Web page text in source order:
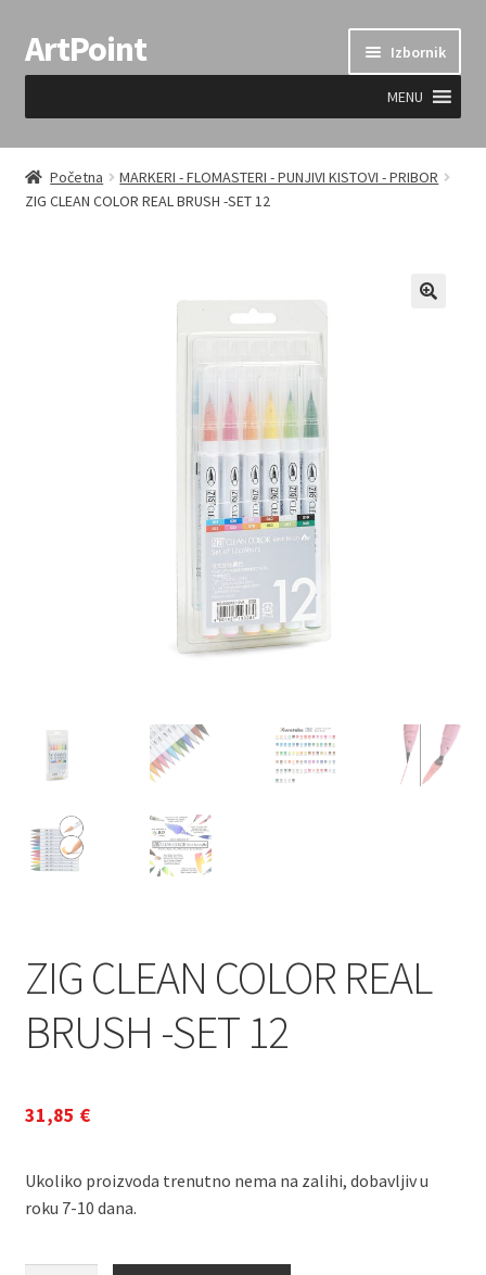
Preskoči
na
Skoči
do
ArtPoint Izbornik
MENU
Uvjeti prodaje
Početna
MARKERI - FLOMASTERI - PUNJIVI KISTOVI - PRIBOR
ZIG CLEAN COLOR REAL BRUSH -SET 12
ZIG CLEAN COLOR REAL
BRUSH -SET 12
31,85 €
Ukoliko proizvoda trenutno nema na zalihi, dobavljiv u
roku 7-10 dana.